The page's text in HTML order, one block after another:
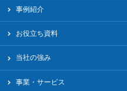
事例紹介
お役立ち資料
当社の強み
事業・サービス